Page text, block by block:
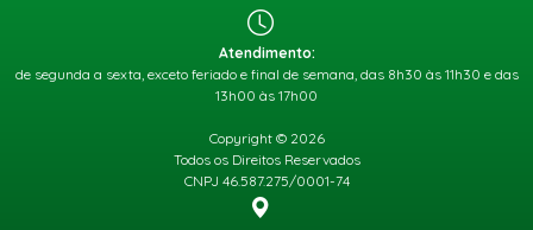
Atendimento:
de segunda a sexta, exceto feriado e final de semana, das 8h30 às 11h30 e das
13h00 às 17h00
Copyright © 2026
Todos os Direitos Reservados
CNPJ 46.587.275/0001-74